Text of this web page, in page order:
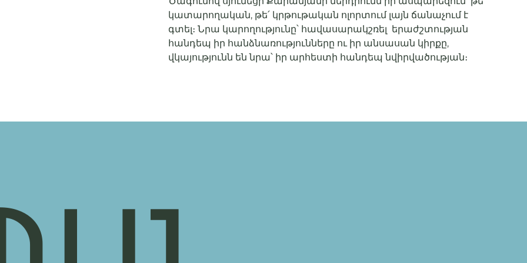
կատարողական, թե՛ կրթութական ոլորտում լայն ճանաչում է
գտել։ Նրա կարողությունը՝ հավասարակշռել երաժշտության
հանդեպ իր հանձնառությունները ու իր անսասան կիրքը,
վկայությունն են նրա՝ իր արհեստի հանդեպ նվիրվածության։